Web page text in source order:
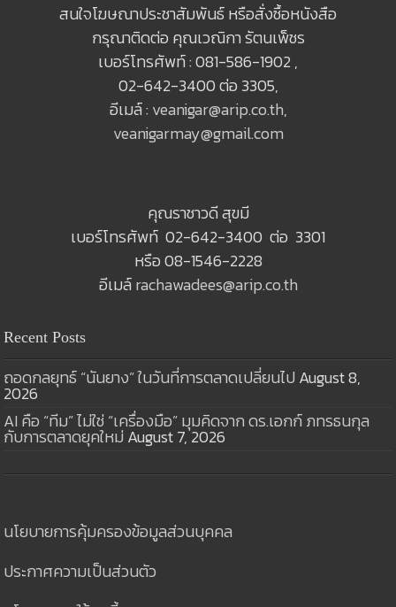
สนใจโฆษณาประชาสัมพันธ์ หรือสั่งซื้อหนังสือ
กรุณาติดต่อ คุณเวณิกา รัตนเพ็ชร
เบอร์โทรศัพท์ : 081-586-1902 ,
02-642-3400 ต่อ 3305,
อีเมล์ : veanigar@arip.co.th,
veanigarmay@gmail.com
คุณราชาวดี สุขมี
เบอร์โทรศัพท์ 02-642-3400 ต่อ 3301
หรือ 08-1546-2228
อีเมล์rachawadees@arip.co.th
Recent Posts
ถอดกลยุทธ์ “นันยาง” ในวันที่การตลาดเปลี่ยนไป August 8,
2026
AI คือ “ทีม” ไม่ใช่ “เครื่องมือ” มุมคิดจาก ดร.เอกก์ ภทรธนกุล
กับการตลาดยุคใหม่ August 7, 2026
นโยบายการคุ้มครองข้อมูลส่วนบุคคล
ประกาศความเป็นส่วนตัว